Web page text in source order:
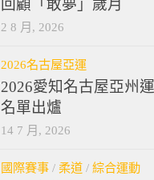
回顧「敢夢」歲月
2 8 月, 2026
2026名古屋亞運
2026愛知名古屋亞州
名單出爐
14 7 月, 2026
國際賽事 / 柔道 / 綜合運動